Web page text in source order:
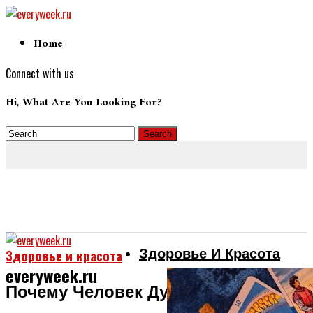
Home
Connect with us
Hi, What Are You Looking For?
everyweek.ru
Здоровье И Красота
Здоровье и красота
Почему Человек Думает, Что К